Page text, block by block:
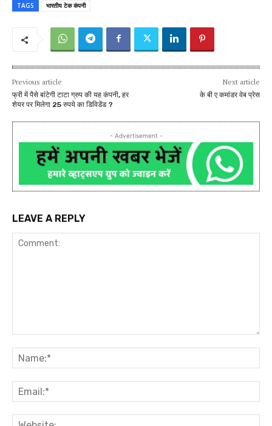
TAGS भारतीय टेक कंपनी
Previous article
फ्री में पैसे बांटेगी टाटा ग्रुप की यह कंपनी, हर
शेयर पर मिलेगा 25 रुपये का डिविडेंड ?
Next article
के बी ए कमांडर वेब प्रेस
- Advertisement -
LEAVE A REPLY